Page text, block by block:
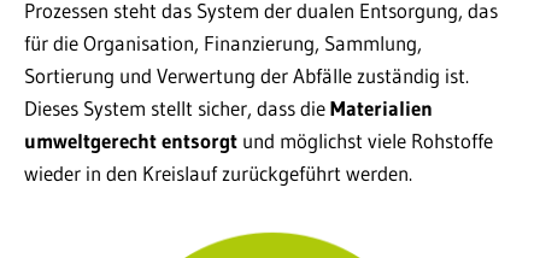
Prozessen steht das System der dualen Entsorgung, das
für die Organisation, Finanzierung, Sammlung,
Sortierung und Verwertung der Abfälle zuständig ist.
Dieses System stellt sicher, dass dieMaterialien
umweltgerecht entsorgt und möglichst viele Rohstoffe
wieder in den Kreislauf zurückgeführt werden.